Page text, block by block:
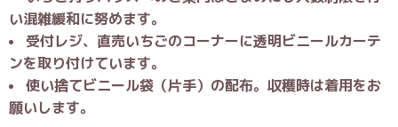
い混雑緩和に努めます。
受付レジ、直売いちごのコーナーに透明ビニールカーテ
ンを取り付けています。
使い捨てビニール袋（片手）の配布。収穫時は着用をお
願いします。